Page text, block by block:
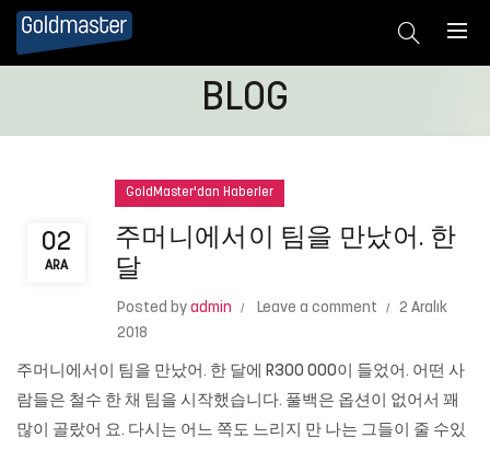
BLOG
02
ARA
GoldMaster'dan Haberler
주머니에서이 팀을 만났어. 한
달
Posted by admin Leave a comment
2 Aralık
2018
주머니에서이 팀을 만났어. 한 달에 R300 000이 들었어. 어떤 사
람들은 철수 한 채 팀을 시작했습니다. 풀백은 옵션이 없어서 꽤
많이 골랐어 요. 다시는 어느 쪽도 느리지 만 나는 그들이 줄 수있